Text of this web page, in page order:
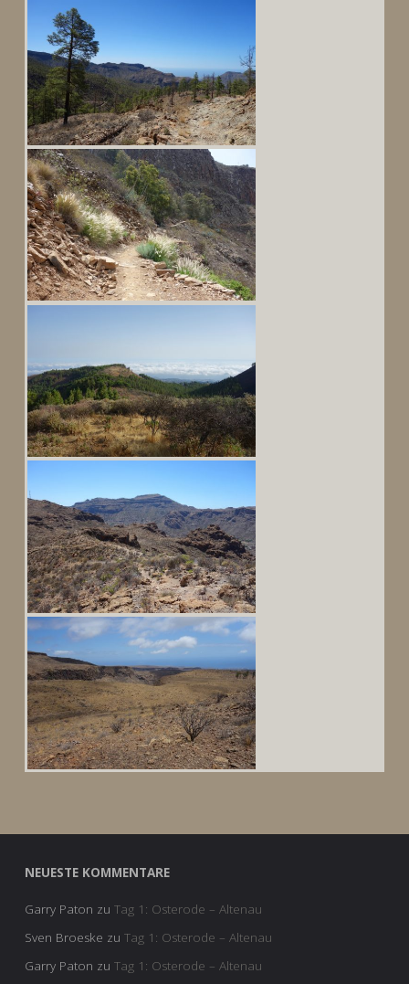
NEUESTE KOMMENTARE
Garry Paton zu Tag 1: Osterode – Altenau
Sven Broeske zu Tag 1: Osterode – Altenau
Garry Paton zu Tag 1: Osterode – Altenau